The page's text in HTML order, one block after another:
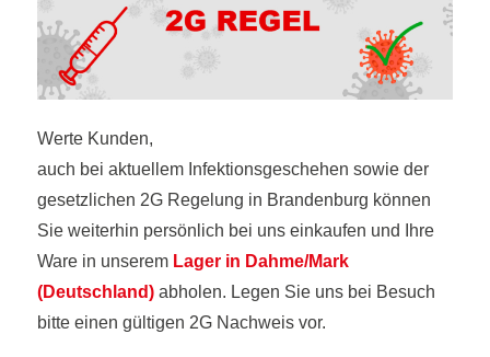
Werte Kunden,
auch bei aktuellem Infektionsgeschehen sowie der
gesetzlichen 2G Regelung in Brandenburg können
Sie weiterhin persönlich bei uns einkaufen und Ihre
Ware in unserem Lager in Dahme/Mark
(Deutschland)abholen. Legen Sie uns bei Besuch
bitte einen gültigen 2G Nachweis vor.